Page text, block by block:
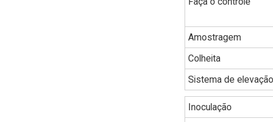
Amostragem
Colheita
Sistema de
Inoculação